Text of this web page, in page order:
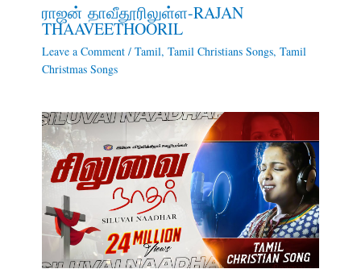
ராஜன் தாவீதூரிலுள்ள-RAJAN
THAAVEETHOORIL
Leave a Comment / Tamil, Tamil Christians Songs, Tamil
Christmas Songs